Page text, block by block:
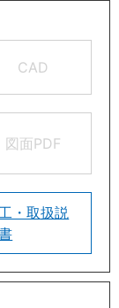
CAD
図面PDF
・取扱説